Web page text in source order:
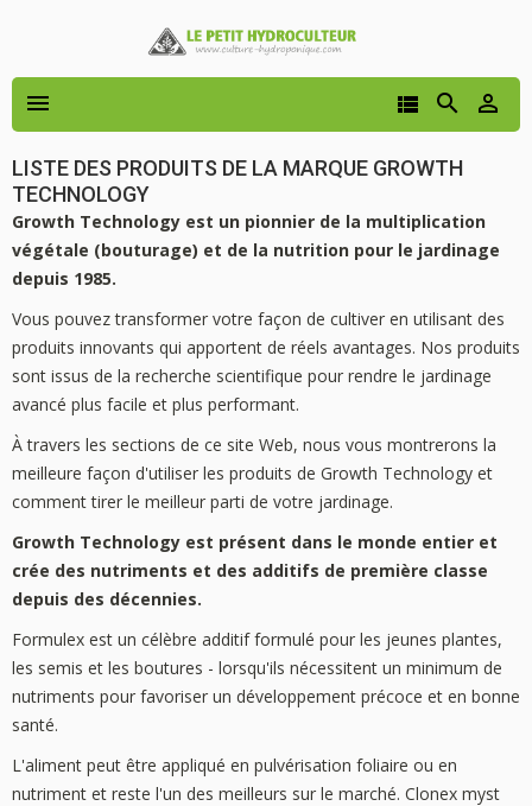
 


LISTE DES PRODUITS DE LA MARQUE GROWTH
TECHNOLOGY
Growth Technology est un pionnier de la multiplication
végétale (bouturage) et de la nutrition pour le jardinage
depuis 1985.
Vous pouvez transformer votre façon de cultiver en utilisant des
produits innovants qui apportent de réels avantages. Nos produits
sont issus de la recherche scientifique pour rendre le jardinage
avancé plus facile et plus performant.
À travers les sections de ce site Web, nous vous montrerons la
meilleure façon d'utiliser les produits de Growth Technology et
comment tirer le meilleur parti de votre jardinage.
Growth Technology est présent dans le monde entier et
crée des nutriments et des additifs de première classe
depuis des décennies.
Formulex est un célèbre additif formulé pour les jeunes plantes,
les semis et les boutures - lorsqu'ils nécessitent un minimum de
nutriments pour favoriser un développement précoce et en bonne
santé.
L'aliment peut être appliqué en pulvérisation foliaire ou en
nutriment et reste l'un des meilleurs sur le marché. Clonex myst